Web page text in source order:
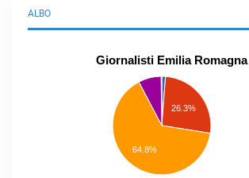
ALBO
Giornalisti Emilia Romagna
26.3%
64.8%